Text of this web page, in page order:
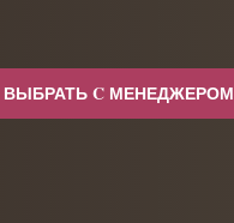
ВЫБРАТЬ C МЕНЕДЖЕРОМ